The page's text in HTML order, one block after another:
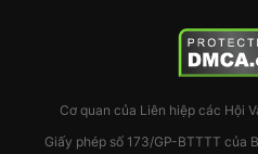
Cơ quan của Liên hiệp các Hội
Giấy phép số 173/GP-BTTTT của